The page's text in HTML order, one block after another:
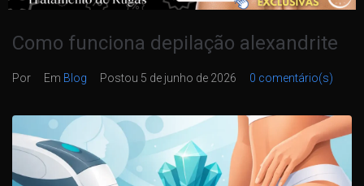
Como funciona depilação alexandrite
Por Em Blog Postou 5 de junho de 2026 0 comentário(s)